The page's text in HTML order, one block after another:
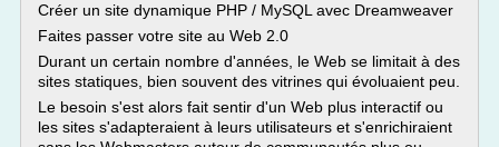
Créer un site dynamique PHP / MySQL avec Dreamweaver
Faites passer votre site au Web 2.0
Durant un certain nombre d'années, le Web se limitait à des
sites statiques, bien souvent des vitrines qui évoluaient peu.
Le besoin s'est alors fait sentir d'un Web plus interactif ou
les sites s'adapteraient à leurs utilisateurs et s'enrichiraient